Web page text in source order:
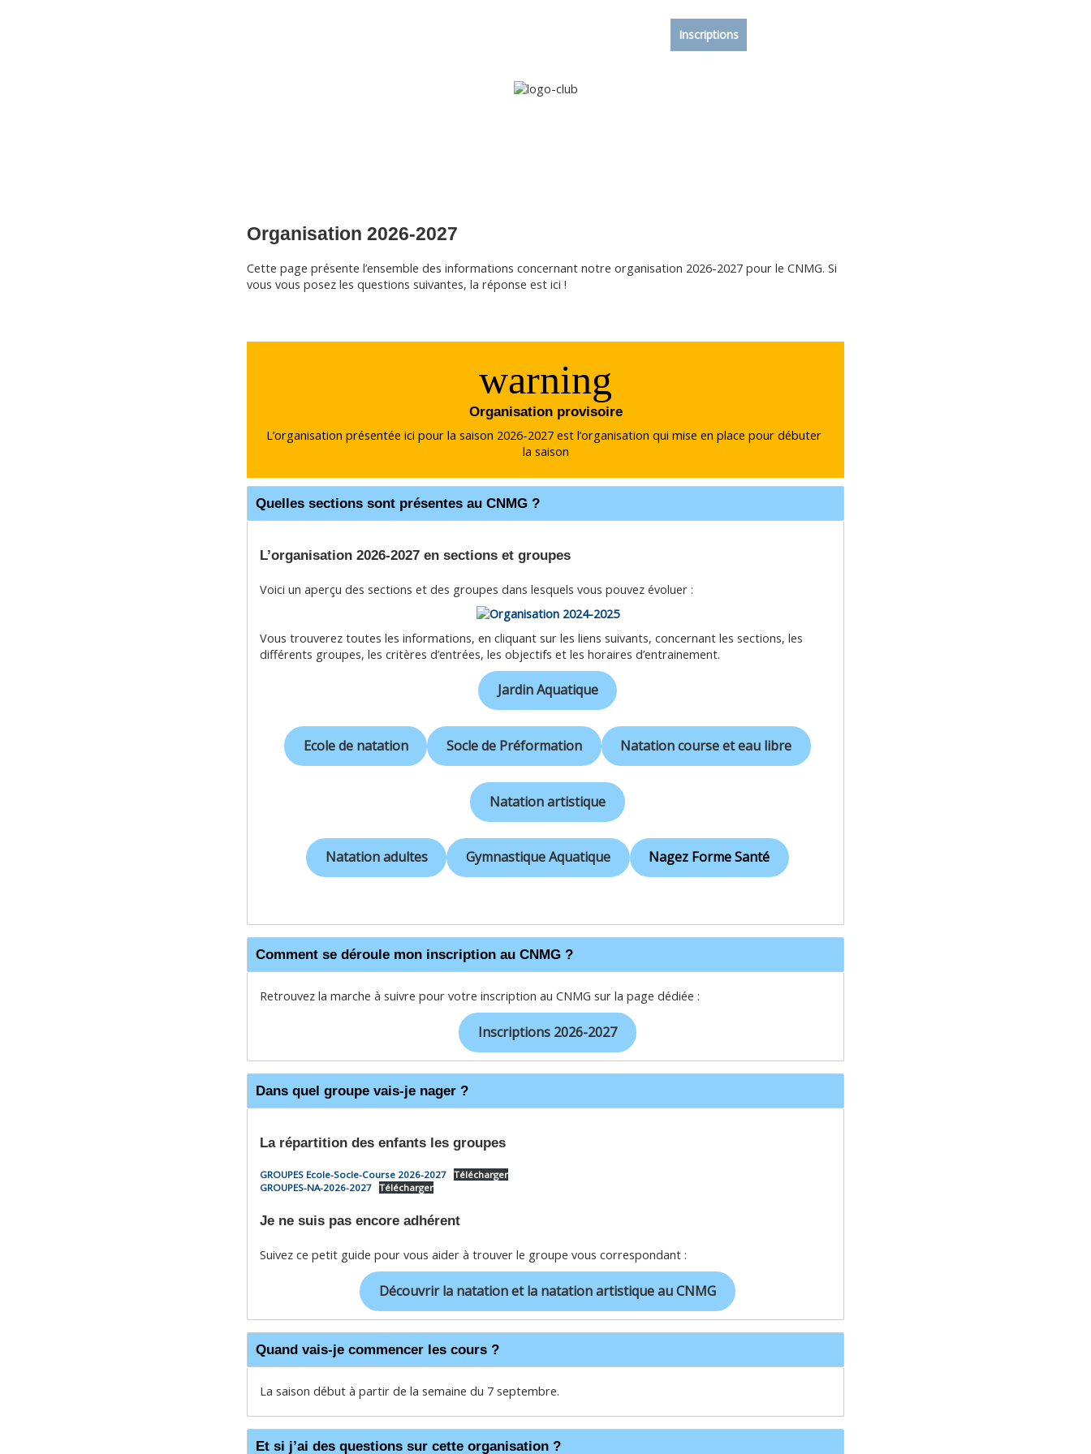
Inscriptions
Organisation 2026-2027
Cette page présente l’ensemble des informations concernant notre organisation 2026-2027 pour le CNMG. Si
vous vous posez les questions suivantes, la réponse est ici !
warning
Organisation provisoire
L’organisation présentée ici pour la saison 2026-2027 est l’organisation qui mise en place pour débuter
la saison
Quelles sections sont présentes au CNMG ?
L’organisation 2026-2027 en sections et groupes
Voici un aperçu des sections et des groupes dans lesquels vous pouvez évoluer :
Vous trouverez toutes les informations, en cliquant sur les liens suivants, concernant les sections, les
différents groupes, les critères d’entrées, les objectifs et les horaires d’entrainement.
Jardin Aquatique
Ecole de natation Socle de Préformation Natation course et eau libre
Natation artistique
Natation adultes Gymnastique Aquatique Nagez Forme Santé
Comment se déroule mon inscription au CNMG ?
Retrouvez la marche à suivre pour votre inscription au CNMG sur la page dédiée :
Inscriptions 2026-2027
Dans quel groupe vais-je nager ?
La répartition des enfants les groupes
GROUPES Ecole-Socle-Course 2026-2027 Télécharger
GROUPES-NA-2026-2027 Télécharger
Je ne suis pas encore adhérent
Suivez ce petit guide pour vous aider à trouver le groupe vous correspondant :
Découvrir la natation et la natation artistique au CNMG
Quand vais-je commencer les cours ?
La saison début à partir de la semaine du 7 septembre.
Et si j’ai des questions sur cette organisation ?